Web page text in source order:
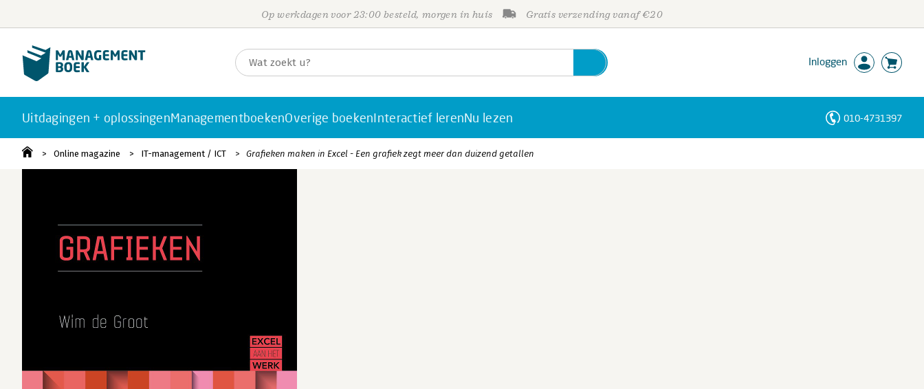
Op werkdagen voor 23:00 besteld, morgen in huis Gratis verzending vanaf €20
Inloggen
Uitdagingen + oplossingenManagementboekenOverige boekenInteractief lerenNu lezen 010-4731397
Online magazine IT-management / ICT Grafieken maken in Excel - Een grafiek zegt meer dan duizend getallen
Personen